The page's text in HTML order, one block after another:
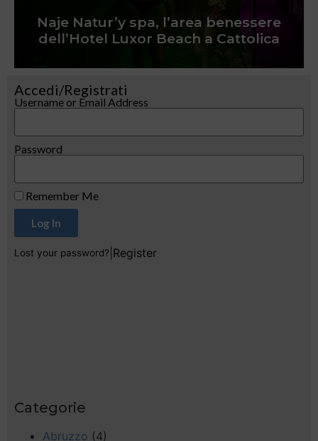
Naje Natur’y spa, l’area benessere
dell’Hotel Luxor Beach a Cattolica
Accedi/Registrati
Username or Email Address
Password
Remember Me
Log In
Lost your password? Register
Categorie
Abruzzo (4)